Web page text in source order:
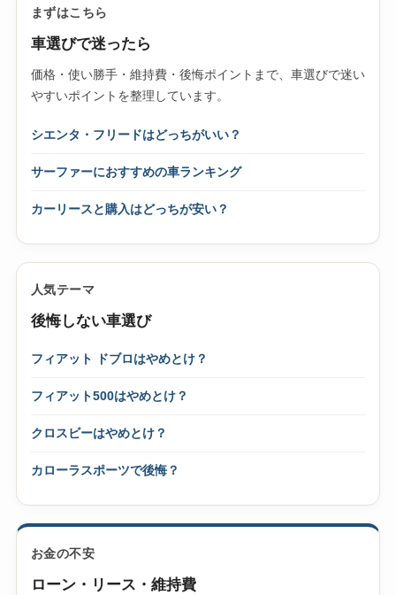
まずはこちら
車選びで迷ったら
価格・使い勝手・維持費・後悔ポイントまで、車選びで迷い
やすいポイントを整理しています。
シエンタ・フリードはどっちがいい？
サーファーにおすすめの車ランキング
カーリースと購入はどっちが安い？
人気テーマ
後悔しない車選び
フィアット ドブロはやめとけ？
フィアット500はやめとけ？
クロスビーはやめとけ？
カローラスポーツで後悔？
お金の不安
ローン・リース・維持費